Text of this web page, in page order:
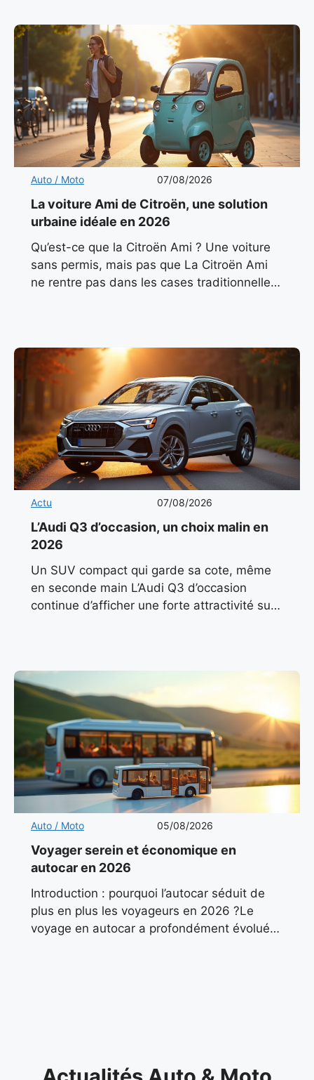
Auto / Moto 07/08/2026
La voiture Ami de Citroën, une solution
urbaine idéale en 2026
Qu’est-ce que la Citroën Ami ? Une voiture
sans permis, mais pas que La Citroën Ami
ne rentre pas dans les cases traditionnelles.
Actu 07/08/2026
L’Audi Q3 d’occasion, un choix malin en
2026
Un SUV compact qui garde sa cote, même
en seconde main L’Audi Q3 d’occasion
continue d’afficher une forte attractivité sur
Auto / Moto 05/08/2026
Voyager serein et économique en
autocar en 2026
Introduction : pourquoi l’autocar séduit de
plus en plus les voyageurs en 2026 ?Le
voyage en autocar a profondément évolué